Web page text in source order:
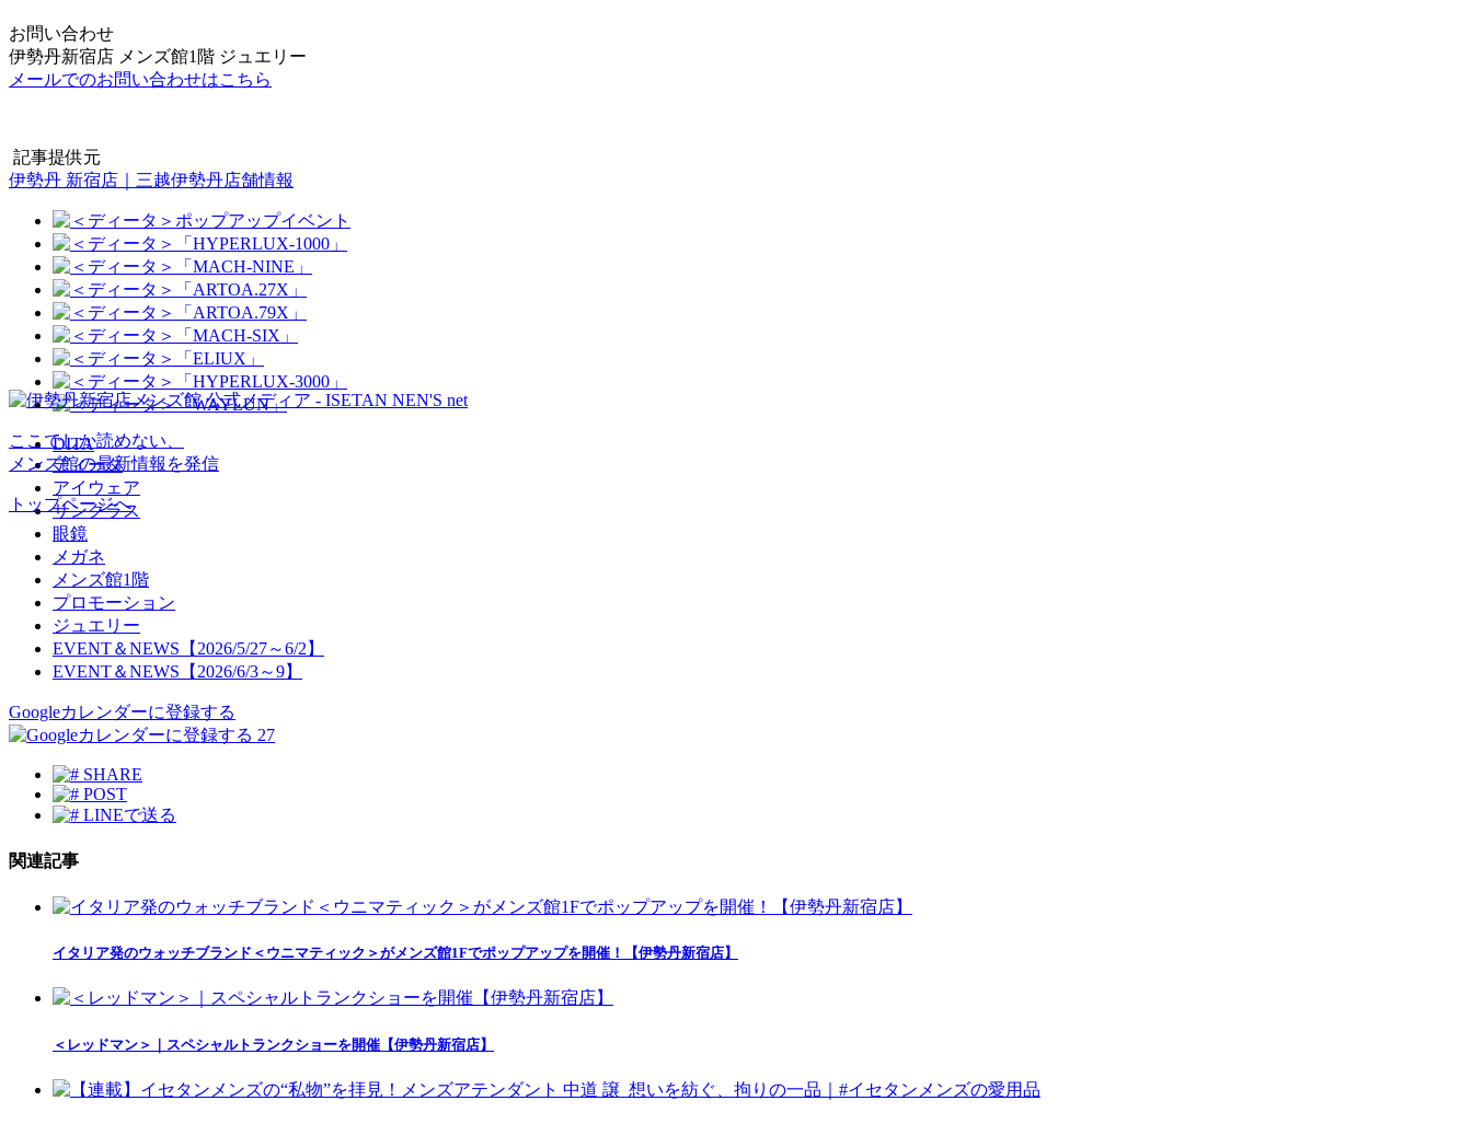
お問い合わせ
伊勢丹新宿店 メンズ館1階 ジュエリー
メールでのお問い合わせはこちら
記事提供元
伊勢丹 新宿店｜三越伊勢丹店舗情報
DITA
ディータ
アイウェア
サングラス
眼鏡
メガネ
メンズ館1階
プロモーション
ジュエリー
EVENT＆NEWS【2026/5/27～6/2】
EVENT＆NEWS【2026/6/3～9】
Googleカレンダーに登録する
27
SHARE
POST
LINEで送る
関連記事
イタリア発のウォッチブランド＜ウニマティック＞がメンズ館1Fでポップアップを開催！【伊勢丹新宿店】
＜レッドマン＞｜スペシャルトランクショーを開催【伊勢丹新宿店】
ここでしか読めない、
メンズ館の最新情報を発信
トップページへ